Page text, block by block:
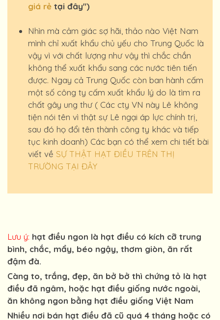
giá rẻ tại đây")
Nhìn mà cảm giác sợ hãi, thảo nào Việt Nam
mình chỉ xuất khẩu chủ yếu cho Trung Quốc là
vậy vì với chất lượng như vậy thì chắc chắn
không thể xuất khẩu sang các nước tiên tiến
được. Ngay cả Trung Quốc còn ban hành cấm
một số công ty cấm xuất khẩu lý do là tìm ra
chất gây ung thư ( Các cty VN này Lê không
tiện nói tên vì thật sự Lê ngại áp lực chính trị,
sau đó họ đổi tên thành công ty khác và tiếp
tục kinh doanh) Các bạn có thể xem chi tiết bài
viết về SỰ THẬT HẠT ĐIỀU TRÊN THỊ
TRƯỜNG TẠI ĐÂY
Lưu ý: hạt điều ngon là hạt điều có kích cỡ trung
bình, chắc, mẩy, béo ngậy, thơm giòn, ăn rất
đậm đà.
Càng to, trắng, đẹp, ăn bở bở thì chứng tỏ là hạt
điều đã ngâm, hoặc hạt điều giống nước ngoài,
ăn không ngon bằng hạt điều giống Việt Nam
Nhiều nơi bán hạt điều đã cũ quá 4 tháng hoặc có